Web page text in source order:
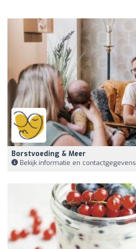
Borstvoeding & Meer
Bekijk informatie en contactgegevens